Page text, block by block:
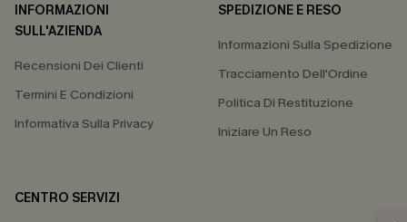
INFORMAZIONI
SULL'AZIENDA
Recensioni Dei Clienti
Termini E Condizioni
Informativa Sulla Privacy
SPEDIZIONE E RESO
Informazioni Sulla Spedizione
Tracciamento Dell'Ordine
Politica Di Restituzione
Iniziare Un Reso
CENTRO SERVIZI